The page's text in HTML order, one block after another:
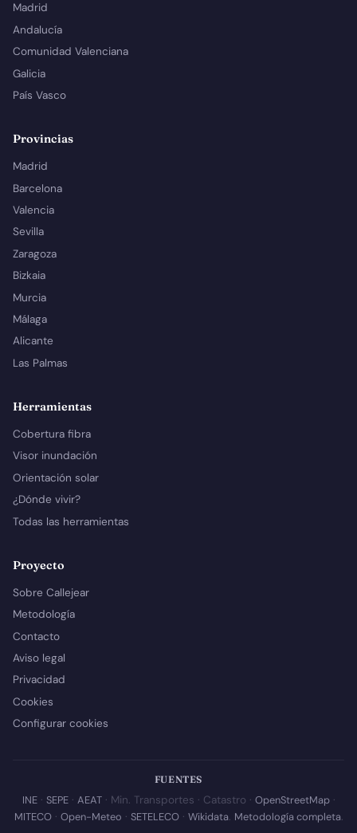
Madrid
Andalucía
Comunidad Valenciana
Galicia
País Vasco
Provincias
Madrid
Barcelona
Valencia
Sevilla
Zaragoza
Bizkaia
Murcia
Málaga
Alicante
Las Palmas
Herramientas
Cobertura fibra
Visor inundación
Orientación solar
¿Dónde vivir?
Todas las herramientas
Proyecto
Sobre Callejear
Metodología
Contacto
Aviso legal
Privacidad
Cookies
Configurar cookies
FUENTES
INE· SEPE· AEAT· Min. Transportes · Catastro · OpenStreetMap·
MITECO· Open-Meteo · SETELECO· Wikidata. Metodología completa.